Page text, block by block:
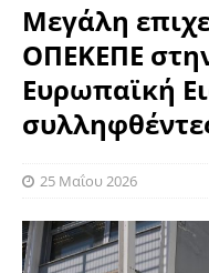
Μεγάλη
ΟΠΕΚΕΠΕ
Ευρωπαϊκή
25 Μαΐου 2026